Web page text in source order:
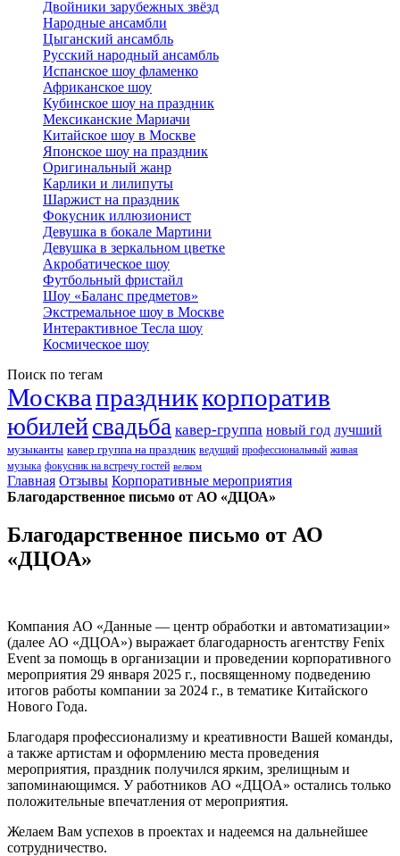
Двойники зарубежных звёзд
Народные ансамбли
Цыганский ансамбль
Русский народный ансамбль
Испанское шоу фламенко
Африканское шоу
Кубинское шоу на праздник
Мексиканские Мариачи
Китайское шоу в Москве
Японское шоу на праздник
Оригинальный жанр
Карлики и лилипуты
Шаржист на праздник
Фокусник иллюзионист
Девушка в бокале Мартини
Девушка в зеркальном цветке
Акробатическое шоу
Футбольный фристайл
Шоу «Баланс предметов»
Экстремальное шоу в Москве
Интерактивное Тесла шоу
Космическое шоу
Поиск по тегам
Москвапраздниккорпоратив
юбилейсвадьба кавер-группа новый год лучший
музыканты кавер группа на праздник ведущий профессиональный живая
музыка фокусник на встречу гостей велком
Главная Отзывы Корпоративные мероприятия
Благодарственное письмо от АО «ДЦОА»
Благодарственное письмо от АО
«ДЦОА»
Компания АО «Данные — центр обработки и автоматизации»
(далее АО «ДЦОА») выражает благодарность агентству Fenix
Event за помощь в организации и проведении корпоративного
мероприятия 29 января 2025 г., посвященному подведению
итогов работы компании за 2024 г., в тематике Китайского
Нового Года.
Благодаря профессионализму и креативности Вашей команды,
а также артистам и оформлению места проведения
мероприятия, праздник получился ярким, зрелищным и
запоминающимся. У работников АО «ДЦОА» остались только
положительные впечатления от мероприятия.
Желаем Вам успехов в проектах и надеемся на дальнейшее
сотрудничество.